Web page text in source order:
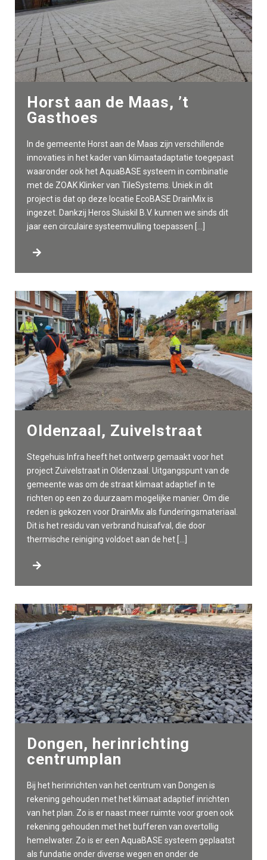
Horst aan de Maas, ’t
Gasthoes
In de gemeente Horst aan de Maas zijn verschillende
innovaties in het kader van klimaatadaptatie toegepast
waaronder ook het AquaBASE systeem in combinatie
met de ZOAK Klinker van TileSystems. Uniek in dit
project is dat op deze locatie EcoBASE DrainMix is
ingezet. Dankzij Heros Sluiskil B.V. kunnen we sinds dit
jaar een circulaire systeemvulling toepassen […]
Oldenzaal, Zuivelstraat
Stegehuis Infra heeft het ontwerp gemaakt voor het
project Zuivelstraat in Oldenzaal. Uitgangspunt van de
gemeente was om de straat klimaat adaptief in te
richten op een zo duurzaam mogelijke manier. Om die
reden is gekozen voor DrainMix als funderingsmateriaal.
Dit is het residu van verbrand huisafval, die door
thermische reiniging voldoet aan de het […]
Dongen, herinrichting
centrumplan
Bij het herinrichten van het centrum van Dongen is
rekening gehouden met het klimaat adaptief inrichten
van het plan. Zo is er naast meer ruimte voor groen ook
rekening gehouden met het bufferen van overtollig
hemelwater. Zo is er een AquaBASE systeem geplaatst
als fundatie onder diverse wegen en onder de